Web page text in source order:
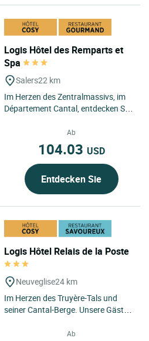
Logis Hôtel des Remparts et
Spa
Salers22 km
Im Herzen des Zentralmassivs, im
Département Cantal, entdecken Sie
Familie Emounerie, die...
Ab
104.03 USD
Entdecken Sie
Logis Hôtel Relais de la Poste
Neuveglise24 km
Im Herzen des Truyère-Tals und
seiner Cantal-Berge. Unsere Gäste
warmherziger Rahmen mit
Ab